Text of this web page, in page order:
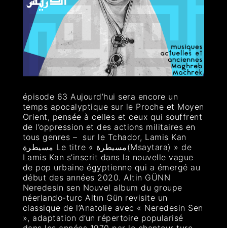
épisode 63 Aujourd’hui sera encore un
temps apocalyptique sur le Proche et Moyen
Orient, pensée à celles et ceux qui souffrent
de l’oppression et des actions militaires en
tous genres – sur le Tchador, Lamis Kan
مسيطرة Le titre « مسيطرة(Msaytara) » de
Lamis Kan s’inscrit dans la nouvelle vague
de pop urbaine égyptienne qui a émergé au
début des années 2020. Altin GÜNN
Neredesin sen Nouvel album du groupe
néerlando-turc Altın Gün revisite un
classique de l’Anatolie avec « Neredesin Sen
», adaptation d’un répertoire popularisé